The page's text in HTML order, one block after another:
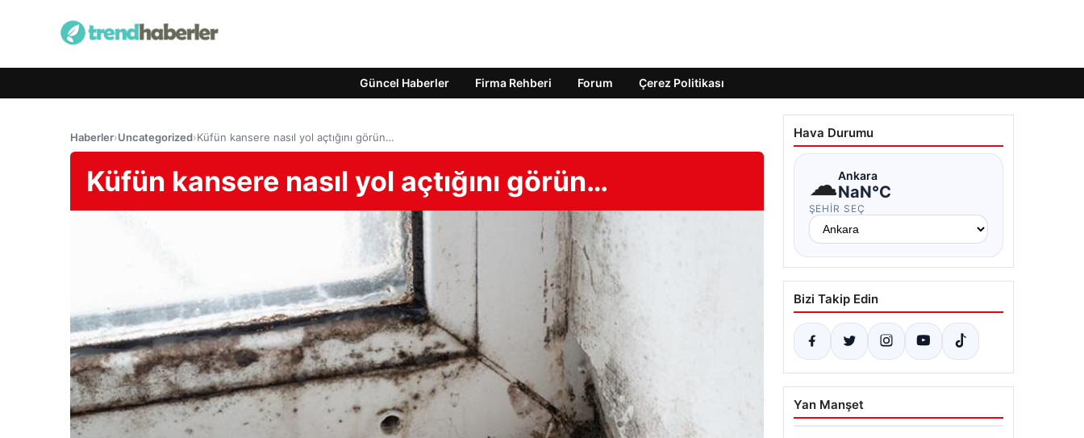
Güncel Haberler Firma Rehberi Forum Çerez Politikası
Haberler›Uncategorized›Küfün kansere nasıl yol açtığını görün…
Küfün kansere nasıl yol açtığını görün…
Hava Durumu
☁Ankara
NaN°C
ŞEHIR SEÇ
Bizi Takip Edin
Yan Manşet